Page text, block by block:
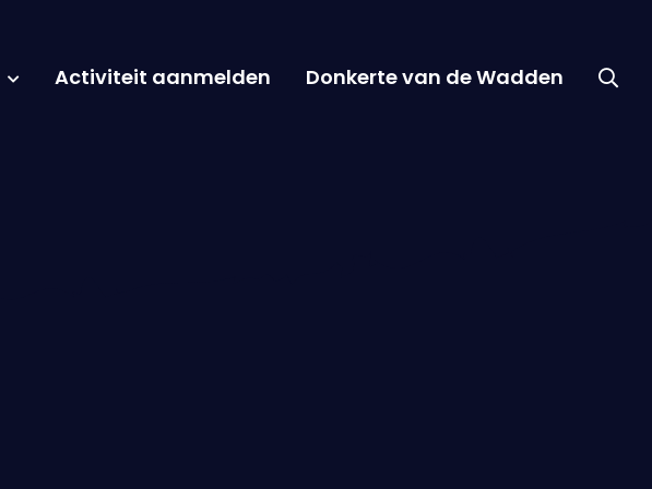
Activiteit aanmelden Donkerte van de Wadden